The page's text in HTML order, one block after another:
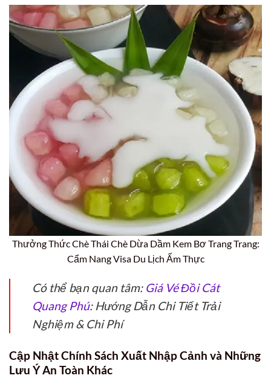
Thưởng Thức Chè Thái Chè Dừa Dầm Kem Bơ Trang Trang:
Cẩm Nang Visa Du Lịch Ẩm Thực
Có thể bạn quan tâm: Giá Vé Đồi Cát
Quang Phú: Hướng Dẫn Chi Tiết Trải
Nghiệm & Chi Phí
Cập Nhật Chính Sách Xuất Nhập Cảnh và Những
Lưu Ý An Toàn Khác